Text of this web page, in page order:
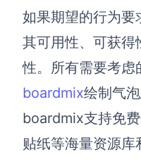
如果期望的行为要
其可用性、可获得
性。所有需要考虑
boardmix绘制气
boardmix支持免费
贴纸等海量资源